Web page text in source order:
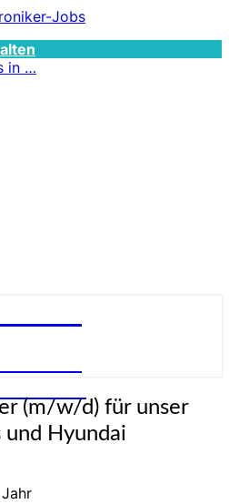
Jobs
in …
(m/w/d) für unser
und Hyundai